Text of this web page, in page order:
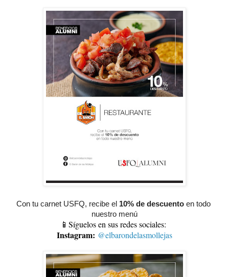
Con tu carnet USFQ, recibe el 10% de descuento en todo
nuestro menú
📱Síguelos en sus redes sociales:
Instagram: @elbarondelasmollejas